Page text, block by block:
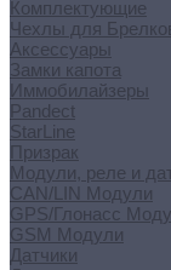
Комплектующие
Чехлы для
Аксессуары
Замки капота
Иммобилайзеры
Pandect
StarLine
Призрак
Модули, реле и
CAN/LIN Модули
GPS/Глонасс
GSM Модули
Датчики